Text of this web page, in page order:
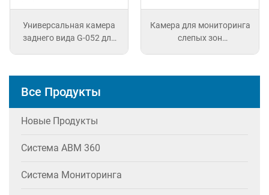
Универсальная камера
заднего вида G-052 для
Камера для мониторинга
слепых зон
Все Продукты
Новые Продукты
Система АВМ 360
Система Мониторинга